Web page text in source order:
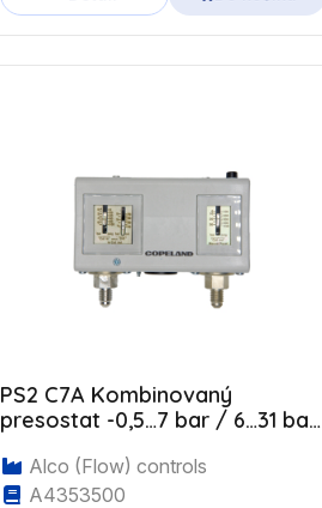
PS2 C7A Kombinovaný
presostat -0,5…7 bar / 6…31 bar,
Alco (Flow) controls
A4353500